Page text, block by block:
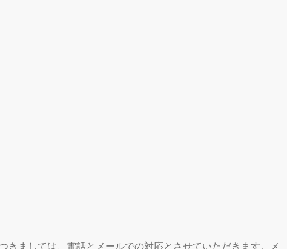
きましては、電話とメールでの対応とさせていただきます。メ